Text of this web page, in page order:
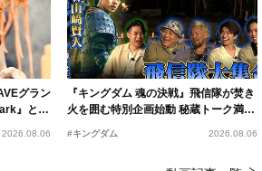
グラン
』と同
2026.08.06
『キングダム 魂の決戦』飛信隊が焚き
火を囲む特別企画始動 秘蔵トーク満載
の“キングダムキャンプ”開催
#キングダム 2026.08.06